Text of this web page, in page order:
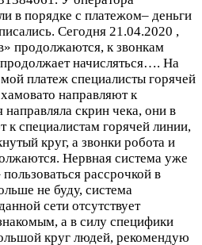
в порядке с платежом– деньги
Сегодня 21.04.2020 ,
продолжаются, к звонкам
начисляться…. На
платеж специалисты горячей
направляют к
скрин чека, они в
к специалистам горячей линии,
круг, а звонки робота и
Нервная система уже
рассрочкой в
не буду, система
сети отсутствует
а в силу специфики
круг людей, рекомендую